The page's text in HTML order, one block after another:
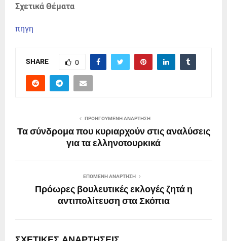
Σχετικά Θέματα
πηγη
SHARE 0
ΠΡΟΗΓΟΎΜΕΝΗ ΑΝΆΡΤΗΣΗ
Τα σύνδρομα που κυριαρχούν στις αναλύσεις
για τα ελληνοτουρκικά
ΕΠΌΜΕΝΗ ΑΝΆΡΤΗΣΗ
Πρόωρες βουλευτικές εκλογές ζητά η
αντιπολίτευση στα Σκόπια
ΣΧΕΤΙΚΈΣ ΑΝΑΡΤΉΣΕΙΣ